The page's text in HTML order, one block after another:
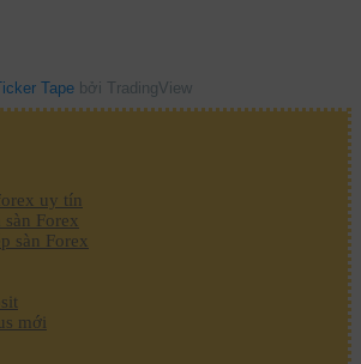
Tape bởi TradingView
uy tín
Forex
sàn Forex
mới